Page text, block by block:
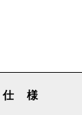
仕 様